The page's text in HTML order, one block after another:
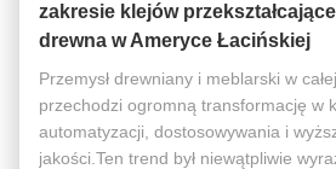
zakresie klejów
drewna w Ameryce Łacińskiej
Przemysł drewniany i meblarski w
przechodzi ogromną transformację w
automatyzacji, dostosowywania i
jakości.Ten trend był niewątpliwie